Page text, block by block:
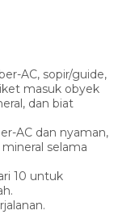
AC, sopir/guide,
masuk obyek
dan biat
AC dan nyaman,
selama
10 untuk